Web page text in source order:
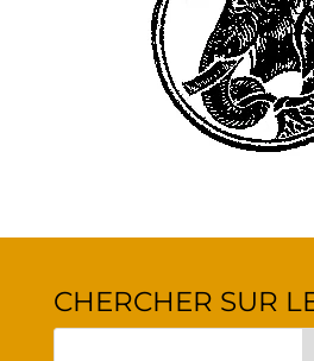
CHER­CHER SUR